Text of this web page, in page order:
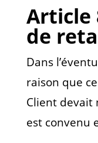
Article
de
Dans
raison que
Client devait
est convenu